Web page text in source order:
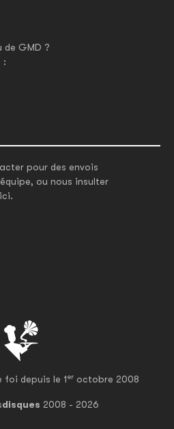
foi depuis le 1er octobre 2008
disques 2008 - 2026
de GMD ?
:
pour des envois
ou nous insulter